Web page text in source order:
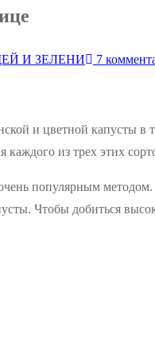
И ЗЕЛЕНИ 7
и цветной капусты
из трех этих
популярным
Чтобы добиться